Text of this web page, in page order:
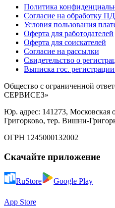
Политика
Согласие на обработку ПД
Условия пользования
Оферта для работодателей
Оферта для соискателей
Согласие на рассылки
Свидетельство о
Выписка гос.
Общество с ограниченной
СЕРВИСЕЗ»
Юр. адрес: 141273, Московская
Григорково, тер. Вишни-
ОГРН 1245000132002
Скачайте приложение
RuStore Google Play
App Store